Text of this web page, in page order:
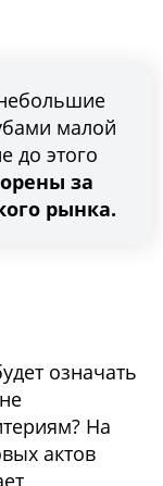
малой
до этого
за
рынка.
означать
На
актов